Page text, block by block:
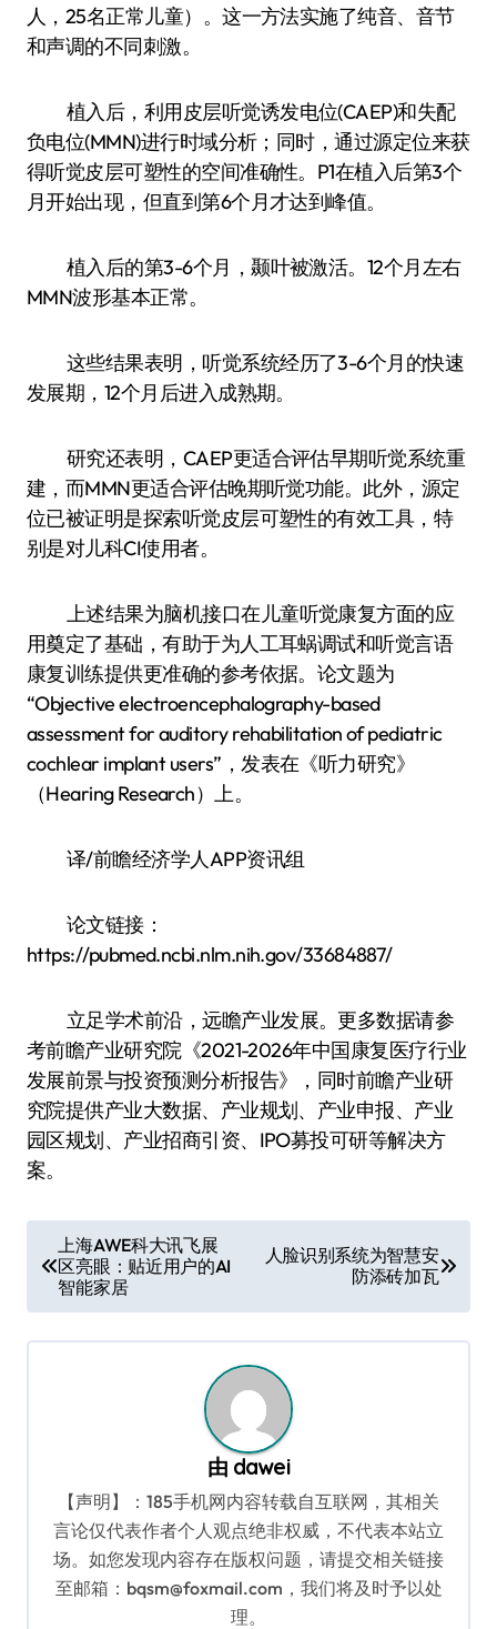
人，25名正常儿童）。这一方法实施了纯音、音节
和声调的不同刺激。
植入后，利用皮层听觉诱发电位(CAEP)和失配
负电位(MMN)进行时域分析；同时，通过源定位来获
得听觉皮层可塑性的空间准确性。P1在植入后第3个
月开始出现，但直到第6个月才达到峰值。
植入后的第3-6个月，颞叶被激活。12个月左右
MMN波形基本正常。
这些结果表明，听觉系统经历了3-6个月的快速
发展期，12个月后进入成熟期。
研究还表明，CAEP更适合评估早期听觉系统重
建，而MMN更适合评估晚期听觉功能。此外，源定
位已被证明是探索听觉皮层可塑性的有效工具，特
别是对儿科CI使用者。
上述结果为脑机接口在儿童听觉康复方面的应
用奠定了基础，有助于为人工耳蜗调试和听觉言语
康复训练提供更准确的参考依据。论文题为
“Objective electroencephalography-based
assessment for auditory rehabilitation of pediatric
cochlear implant users”，发表在《听力研究》
（Hearing Research）上。
译/前瞻经济学人APP资讯组
论文链接：
https://pubmed.ncbi.nlm.nih.gov/33684887/
立足学术前沿，远瞻产业发展。更多数据请参
考前瞻产业研究院《2021-2026年中国康复医疗行业
发展前景与投资预测分析报告》，同时前瞻产业研
究院提供产业大数据、产业规划、产业申报、产业
园区规划、产业招商引资、IPO募投可研等解决方
案。
章
导
航
上海AWE科大讯飞展
区亮眼：贴近用户的AI
智能家居
人脸识别系统为智慧安
防添砖加瓦
由 dawei
【声明】：185手机网内容转载自互联网，其相关
言论仅代表作者个人观点绝非权威，不代表本站立
场。如您发现内容存在版权问题，请提交相关链接
至邮箱：bqsm@foxmail.com，我们将及时予以处
理。